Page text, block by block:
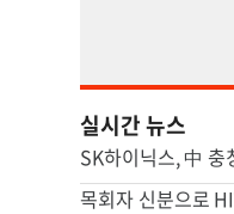
실시간 뉴스